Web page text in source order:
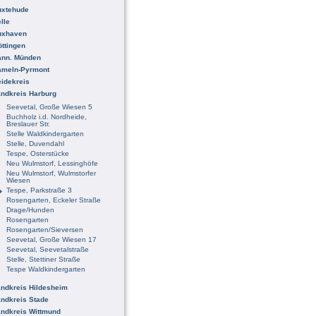
Münden
Pyrmont
Harburg
Seevetal, Große Wiesen 5
Buchholz i.d. Nordheide,
Breslauer Str.
Stelle Waldkindergarten
Stelle, Duvendahl
Tespe, Osterstücke
Neu Wulmstorf, Lessinghöfe
Neu Wulmstorf, Wulmstorfer
Wiesen
Tespe, Parkstraße 3
Rosengarten, Eckeler Straße
Drage/Hunden
Rosengarten
Rosengarten/Sieversen
Seevetal, Große Wiesen 17
Seevetal, Seevetalstraße
Stelle, Stettiner Straße
Tespe Waldkindergarten
Hildesheim
Stade
Wittmund